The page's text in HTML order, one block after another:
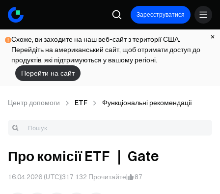
Зареєструватися
Схоже, ви заходите на наш веб-сайт з території США.
Перейдіть на американський сайт, щоб отримати доступ до
продуктів, які підтримуються у вашому регіоні.
Перейти на сайт
Центр допомоги ETF Функціональні рекомендації
Про комісії ETF ｜ Gate
16.04.2026 (UTC)317 132 Прочитайте 87